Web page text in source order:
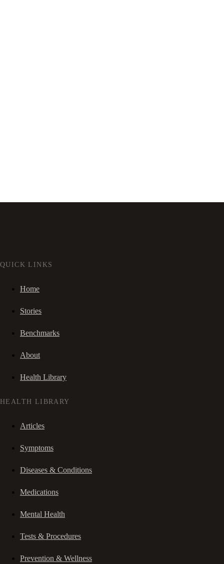
QUICK LINKS
Home
Stories
Benchmarks
About
Health Library
HEALTH LIBRARY
Articles
Symptoms
Diseases & Conditions
Medications
Mental Health
Tests & Procedures
Prevention & Wellness